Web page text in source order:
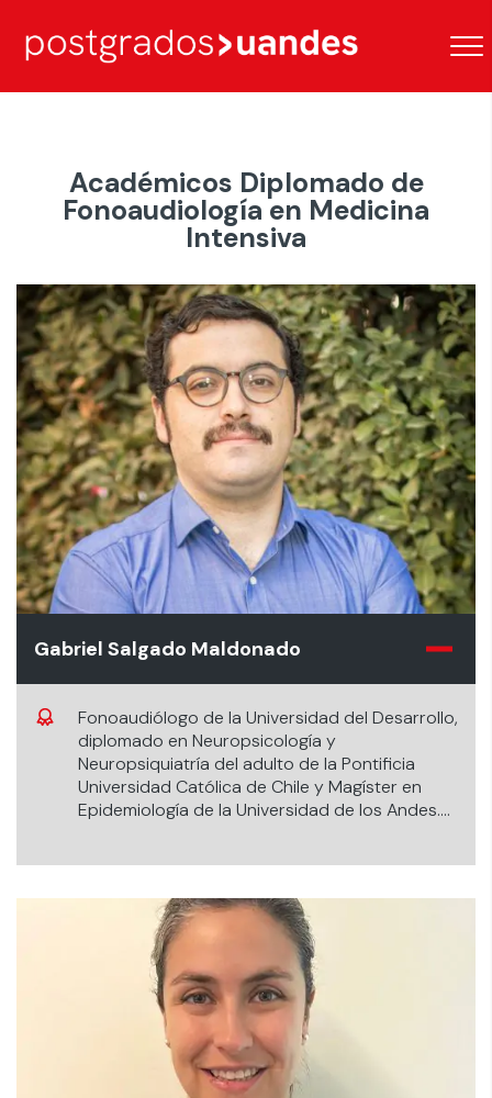
Académicos Diplomado de
Fonoaudiología en Medicina
Intensiva
Gabriel Salgado Maldonado
Fonoaudiólogo de la Universidad del Desarrollo,
diplomado en Neuropsicología y
Neuropsiquiatría del adulto de la Pontificia
Universidad Católica de Chile y Magíster en
Epidemiología de la Universidad de los Andes.
(SOCHIMI).Director de Comunicaciones en
Sociedad Chilena de Deglución y Alimentación
(SOCHIDA). Académico Escuela de
Fonoaudiología Universidad de los Andes.
Fonoaudiólogo Departamento de Apoyo de
Rehabilitación CardioPulmonar Integral en el
Instituto Nacional del Tórax.